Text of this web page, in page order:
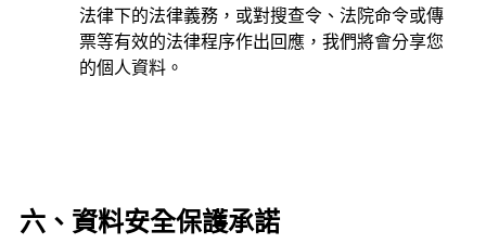
法律下的法律義務，或對搜查令、法院命令或傳
票等有效的法律程序作出回應，我們將會分享您
的個人資料。
六、資料安全保護承諾